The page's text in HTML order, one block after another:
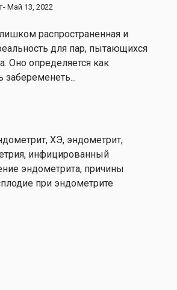
- Май 13, 2022
распространенная и
для пар, пытающихся
Оно определяется как
забеременеть...